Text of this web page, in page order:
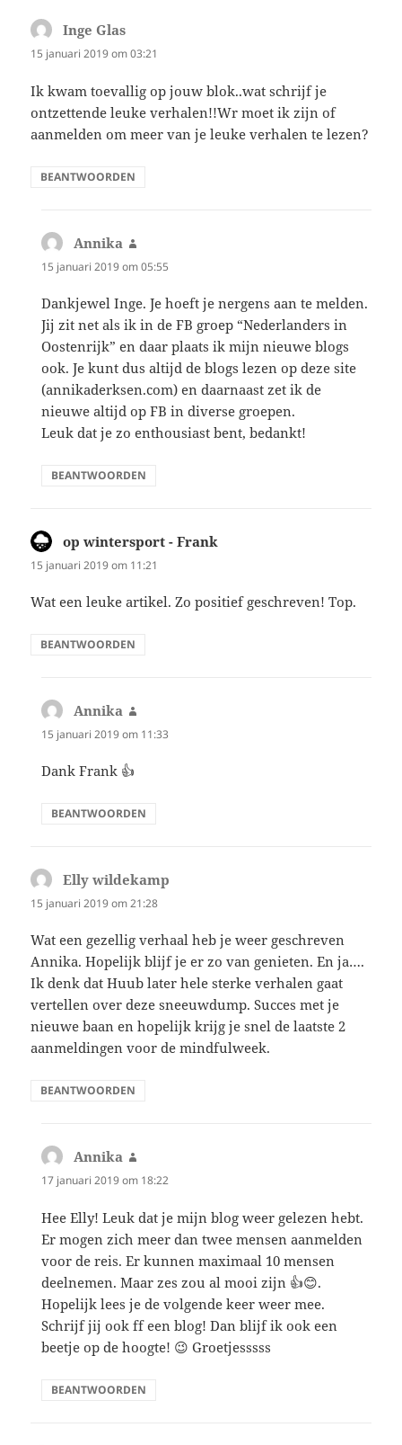
Inge Glas
15 januari 2019 om 03:21
Ik kwam toevallig op jouw blok..wat schrijf je
ontzettende leuke verhalen!!Wr moet ik zijn of
aanmelden om meer van je leuke verhalen te lezen?
BEANTWOORDEN
Annika
15 januari 2019 om 05:55
Dankjewel Inge. Je hoeft je nergens aan te melden.
Jij zit net als ik in de FB groep “Nederlanders in
Oostenrijk” en daar plaats ik mijn nieuwe blogs
ook. Je kunt dus altijd de blogs lezen op deze site
(annikaderksen.com) en daarnaast zet ik de
nieuwe altijd op FB in diverse groepen.
Leuk dat je zo enthousiast bent, bedankt!
BEANTWOORDEN
op wintersport - Frank
15 januari 2019 om 11:21
Wat een leuke artikel. Zo positief geschreven! Top.
BEANTWOORDEN
Annika
15 januari 2019 om 11:33
Dank Frank 👍
BEANTWOORDEN
Elly wildekamp
15 januari 2019 om 21:28
Wat een gezellig verhaal heb je weer geschreven
Annika. Hopelijk blijf je er zo van genieten. En ja….
Ik denk dat Huub later hele sterke verhalen gaat
vertellen over deze sneeuwdump. Succes met je
nieuwe baan en hopelijk krijg je snel de laatste 2
aanmeldingen voor de mindfulweek.
BEANTWOORDEN
Annika
17 januari 2019 om 18:22
Hee Elly! Leuk dat je mijn blog weer gelezen hebt.
Er mogen zich meer dan twee mensen aanmelden
voor de reis. Er kunnen maximaal 10 mensen
deelnemen. Maar zes zou al mooi zijn 👍😊.
Hopelijk lees je de volgende keer weer mee.
Schrijf jij ook ff een blog! Dan blijf ik ook een
beetje op de hoogte! 😉 Groetjesssss
BEANTWOORDEN